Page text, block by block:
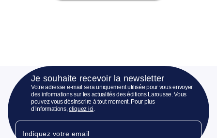
Je souhaite recevoir la newsletter
Votre adresse e-mail sera uniquement utilisée pour vous envoyer
des informations sur les actualités des éditions Larousse. Vous
pouvez vous désinscrire à tout moment. Pour plus
d’informations,cliquez ici
Indiquez votre email